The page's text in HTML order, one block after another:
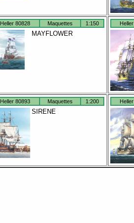
Heller 80828 Maquettes 1:150
MAYFLOWER
Heller 80893 Maquettes 1:200
SIRENE